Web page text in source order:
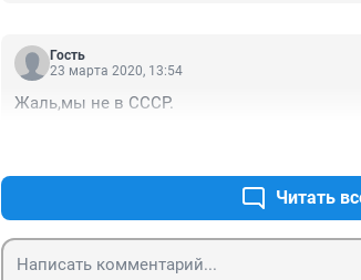
Гость
23 марта 2020, 13:54
Жаль,мы не в СССР.
Читать